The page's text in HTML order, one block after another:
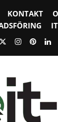
KONTAKT